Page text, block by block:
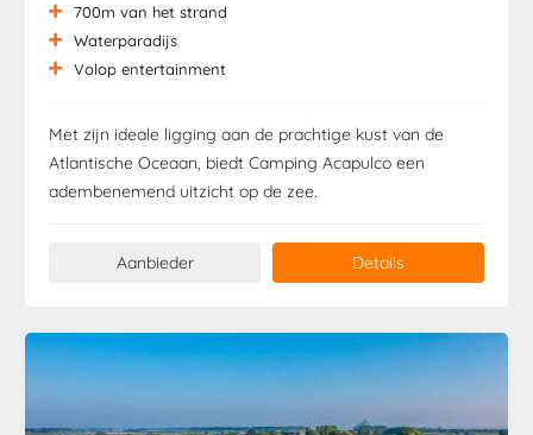
700m van het strand
Waterparadijs
Volop entertainment
Met zijn ideale ligging aan de prachtige kust van de
Atlantische Oceaan, biedt Camping Acapulco een
adembenemend uitzicht op de zee.
Aanbieder Details